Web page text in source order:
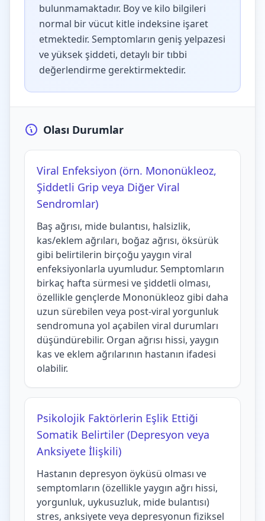
bulunmamaktadır. Boy ve kilo bilgileri
normal bir vücut kitle indeksine işaret
etmektedir. Semptomların geniş yelpazesi
ve yüksek şiddeti, detaylı bir tıbbi
değerlendirme gerektirmektedir.
Olası Durumlar
Viral Enfeksiyon (örn. Mononükleoz,
Şiddetli Grip veya Diğer Viral
Sendromlar)
Baş ağrısı, mide bulantısı, halsizlik,
kas/eklem ağrıları, boğaz ağrısı, öksürük
gibi belirtilerin birçoğu yaygın viral
enfeksiyonlarla uyumludur. Semptomların
birkaç hafta sürmesi ve şiddetli olması,
özellikle gençlerde Mononükleoz gibi daha
uzun sürebilen veya post-viral yorgunluk
sendromuna yol açabilen viral durumları
düşündürebilir. Organ ağrısı hissi, yaygın
kas ve eklem ağrılarının hastanın ifadesi
olabilir.
Psikolojik Faktörlerin Eşlik Ettiği
Somatik Belirtiler (Depresyon veya
Anksiyete İlişkili)
Hastanın depresyon öyküsü olması ve
semptomların (özellikle yaygın ağrı hissi,
yorgunluk, uykusuzluk, mide bulantısı)
stres, anksiyete veya depresyonun fiziksel